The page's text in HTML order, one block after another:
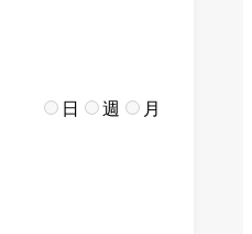
日 週 月